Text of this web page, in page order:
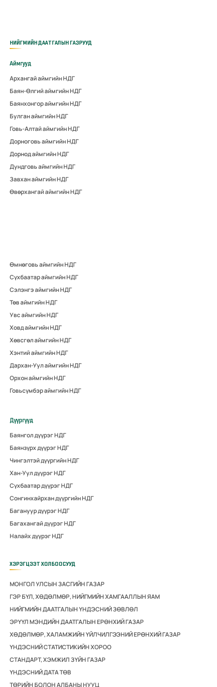
НИЙГМИЙН ДААТГАЛЫН ГАЗРУУД
Аймгууд
Архангай аймгийн НДГ
Баян-Өлгий аймгийн НДГ
Баянхонгор аймгийн НДГ
Булган аймгийн НДГ
Говь-Алтай аймгийн НДГ
Дорноговь аймгийн НДГ
Дорнод аймгийн НДГ
Дундговь аймгийн НДГ
Завхан аймгийн НДГ
Өвөрхангай аймгийн НДГ
Өмнөговь аймгийн НДГ
Сүхбаатар аймгийн НДГ
Сэлэнгэ аймгийн НДГ
Төв аймгийн НДГ
Увс аймгийн НДГ
Ховд аймгийн НДГ
Хөвсгөл аймгийн НДГ
Хэнтий аймгийн НДГ
Дархан-Уул аймгийн НДГ
Орхон аймгийн НДГ
Говьсүмбэр аймгийн НДГ
Дүүргүүд
Баянгол дүүрэг НДГ
Баянзүрх дүүрэг НДГ
Чингэлтэй дүүргийн НДГ
Хан-Уул дүүрэг НДГ
Сүхбаатар дүүрэг НДГ
Сонгинхайрхан дүүргийн НДГ
Багануур дүүрэг НДГ
Багахангай дүүрэг НДГ
Налайх дүүрэг НДГ
ХЭРЭГЦЭЭТ ХОЛБООСУУД
МОНГОЛ УЛСЫН ЗАСГИЙН ГАЗАР
ГЭР БҮЛ, ХӨДӨЛМӨР, НИЙГМИЙН ХАМГААЛЛЫН ЯАМ
НИЙГМИЙН ДААТГАЛЫН ҮНДЭСНИЙ ЗӨВЛӨЛ
ЭРҮҮЛ МЭНДИЙН ДААТГАЛЫН ЕРӨНХИЙ ГАЗАР
ХӨДӨЛМӨР, ХАЛАМЖИЙН ҮЙЛЧИЛГЭЭНИЙ ЕРӨНХИЙ ГАЗАР
ҮНДЭСНИЙ СТАТИСТИКИЙН ХОРОО
СТАНДАРТ, ХЭМЖИЛ ЗҮЙН ГАЗАР
ҮНДЭСНИЙ ДАТА ТӨВ
ТӨРИЙН БОЛОН АЛБАНЫ НУУЦ